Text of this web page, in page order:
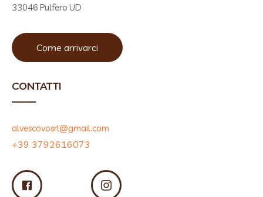
33046 Pulfero UD
Come arrivarci
CONTATTI
alvescovosrl@gmail.com
+39 3792616073